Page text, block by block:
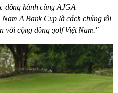
đồng hành cùng AJGA
A Bank Cup là cách chúng tôi
với cộng đồng golf Việt Nam."